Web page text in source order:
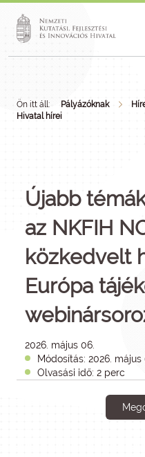
Ön itt áll: Pályázóknak
Hivatal hírei
Újabb
az NKFIH
közkedvelt
Európa
2026. május 06.
Módosítás: 2026. május
Olvasási idő: 2 perc